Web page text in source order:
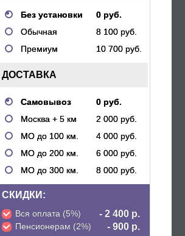
Без установки
0 руб.
Обычная
8 100 руб.
Премиум
10 700 руб.
ДОСТАВКА
Самовывоз
0 руб.
Москва + 5 км
2 000 руб.
МО до 100 км.
4 000 руб.
МО до 200 км.
6 000 руб.
МО до 300 км.
8 000 руб.
СКИДКИ:
Вся оплата (5%) - 2 400 р.
Пенсионерам (2%)
- 900 р.